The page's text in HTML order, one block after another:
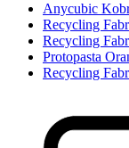
Anycubic
Recycling
Recycling
Protopasta
Recycling